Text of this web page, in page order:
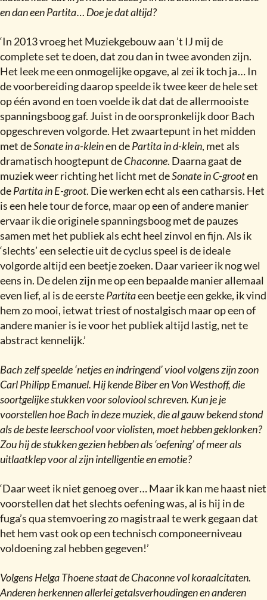
en dan een Partita … Doe je dat altijd?
‘In 2013 vroeg het Muziekgebouw aan ’t IJ mij de
complete set te doen, dat zou dan in twee avonden zijn.
Het leek me een onmogelijke opgave, al zei ik toch ja … In
de voorbereiding daarop speelde ik twee keer de hele set
op één avond en toen voelde ik dat dat de allermooiste
spanningsboog gaf. Juist in de oorspronkelijk door Bach
opgeschreven volgorde. Het zwaartepunt in het midden
met deSonate in a-kleinen dePartita in d-klein, met als
dramatisch hoogtepunt deChaconne. Daarna gaat de
muziek weer richting het licht met deSonate in C-grooten
dePartita in E-groot. Die werken echt als een catharsis. Het
is een hele tour de force, maar op een of andere manier
ervaar ik die originele spanningsboog met de pauzes
samen met het publiek als echt heel zinvol en fijn. Als ik
‘slechts’ een selectie uit de cyclus speel is de ideale
volgorde altijd een beetje zoeken. Daar varieer ik nog wel
eens in. De delen zijn me op een bepaalde manier allemaal
even lief, al is de eerstePartitaeen beetje een gekke, ik vind
hem zo mooi, ietwat triest of nostalgisch maar op een of
andere manier is ie voor het publiek altijd lastig, net te
abstract kennelijk.’
Bach zelf speelde ‘netjes en indringend’ viool volgens zijn zoon
Carl Philipp Emanuel. Hij kende Biber en Von Westhoff, die
soortgelijke stukken voor soloviool schreven. Kun je je
voorstellen hoe Bach in deze muziek, die al gauw bekend stond
als de beste leerschool voor violisten, moet hebben geklonken?
Zou hij de stukken gezien hebben als ‘oefening’ of meer als
uitlaatklep voor al zijn intelligentie en emotie?
‘Daar weet ik niet genoeg over … Maar ik kan me haast niet
voorstellen dat het slechts oefening was, al is hij in de
fuga’s qua stemvoering zo magistraal te werk gegaan dat
het hem vast ook op een technisch componeerniveau
voldoening zal hebben gegeven!’
Volgens Helga Thoene staat de Chaconne vol koraalcitaten.
Anderen herkennen allerlei getalsverhoudingen en anderen